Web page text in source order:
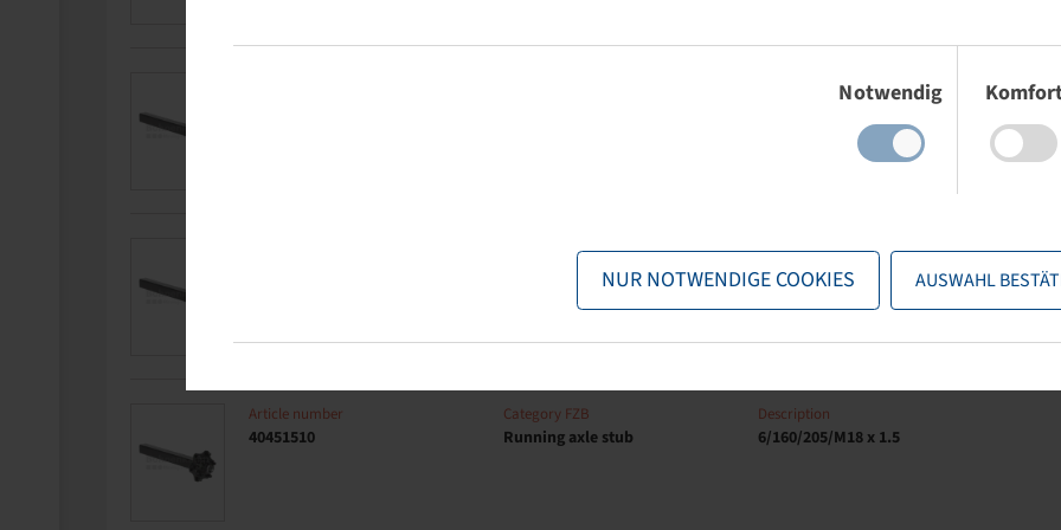
Notwendig
NUR NOTWENDIGE COOKIES AUSWAHL
6/160/205/M18 x 1.5
Category FZB
Running axle stub
Description
6/160/205/M18 x 1.5
Article number
40451510
Category FZB
Running axle stub
Description
6/160/205/M18 x 1.5